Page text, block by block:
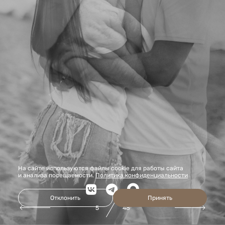
5 48
На сайте используются файлы cookie для работы сайта
и анализа посещаемости. Политика конфиденциальности
Отклонить Принять